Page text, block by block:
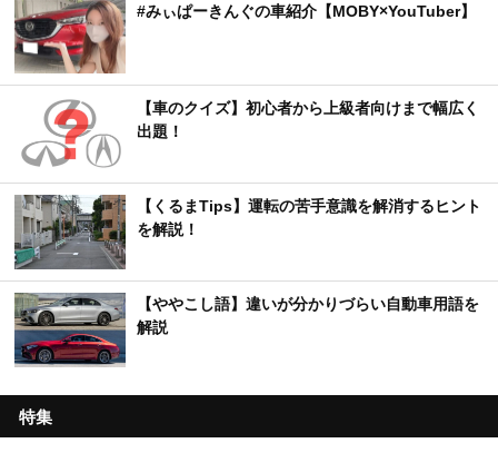
#みぃぱーきんぐの車紹介【MOBY×YouTuber】
【車のクイズ】初心者から上級者向けまで幅広く
出題！
【くるまTips】運転の苦手意識を解消するヒント
を解説！
【ややこし語】違いが分かりづらい自動車用語を
解説
特集